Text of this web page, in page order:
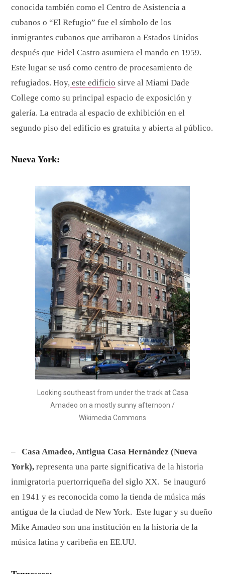
conocida también como el Centro de Asistencia a
cubanos o “El Refugio” fue el símbolo de los
inmigrantes cubanos que arribaron a Estados Unidos
después que Fidel Castro asumiera el mando en 1959.
Este lugar se usó como centro de procesamiento de
refugiados. Hoy, este edificio sirve al Miami Dade
College como su principal espacio de exposición y
galería. La entrada al espacio de exhibición en el
segundo piso del edificio es gratuita y abierta al público.
Nueva York:
Looking southeast from under the track at Casa
Amadeo on a mostly sunny afternoon /
Wikimedia Commons
–
Casa Amadeo, Antigua Casa Hernández (Nueva
York), representa una parte significativa de la historia
inmigratoria puertorriqueña del siglo XX. Se inauguró
en 1941 y es reconocida como la tienda de música más
antigua de la ciudad de New York. Este lugar y su dueño
Mike Amadeo son una institución en la historia de la
música latina y caribeña en EE.UU.